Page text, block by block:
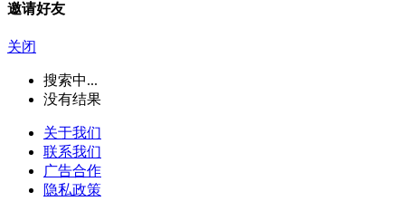
邀请好友
关闭
搜索中...
没有结果
关于我们
联系我们
广告合作
隐私政策